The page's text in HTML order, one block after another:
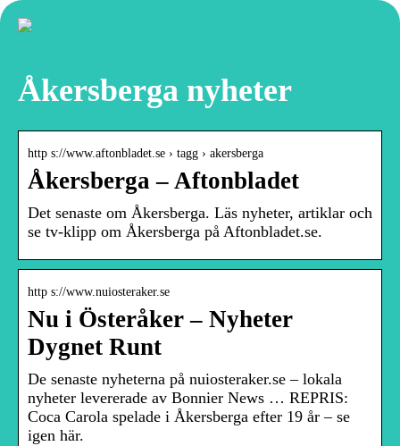
Åkersberga nyheter
http s://www.aftonbladet.se › tagg › akersberga
Åkersberga – Aftonbladet
Det senaste om Åkersberga. Läs nyheter, artiklar och
se tv-klipp om Åkersberga på Aftonbladet.se.
http s://www.nuiosteraker.se
Nu i Österåker – Nyheter
Dygnet Runt
De senaste nyheterna på nuiosteraker.se – lokala
nyheter levererade av Bonnier News … REPRIS:
Coca Carola spelade i Åkersberga efter 19 år – se
igen här.